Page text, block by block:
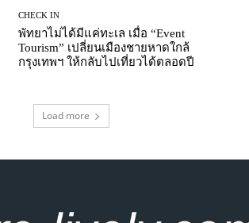
CHECK IN
พัทยาไม่ได้มีแค่ทะเล เมื่อ “Event
Tourism” เปลี่ยนเมืองชายหาดใกล้
กรุงเทพฯ ให้กลับไปเที่ยวได้ตลอดปี
Load more